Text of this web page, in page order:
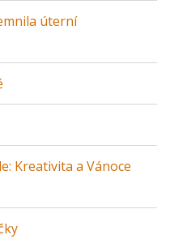
úterní
Kreativita a Vánoce